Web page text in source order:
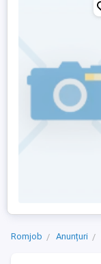
Romjob Anunțuri